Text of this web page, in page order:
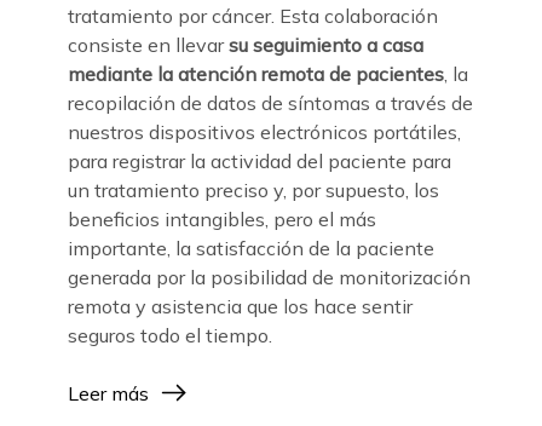
tratamiento por cáncer. Esta colaboración
consiste en llevarsu seguimiento a casa
mediante la atención remota de pacientes, la
recopilación de datos de síntomas a través de
nuestros dispositivos electrónicos portátiles,
para registrar la actividad del paciente para
un tratamiento preciso y, por supuesto, los
beneficios intangibles, pero el más
importante, la satisfacción de la paciente
generada por la posibilidad de monitorización
remota y asistencia que los hace sentir
seguros todo el tiempo.
Leer más